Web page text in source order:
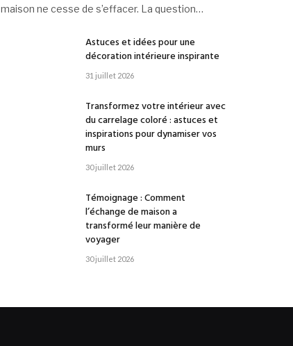
maison ne cesse de s’effacer. La question…
Astuces et idées pour une
décoration intérieure inspirante
31 juillet 2026
Transformez votre intérieur avec
du carrelage coloré : astuces et
inspirations pour dynamiser vos
murs
30 juillet 2026
Témoignage : Comment
l’échange de maison a
transformé leur manière de
voyager
30 juillet 2026